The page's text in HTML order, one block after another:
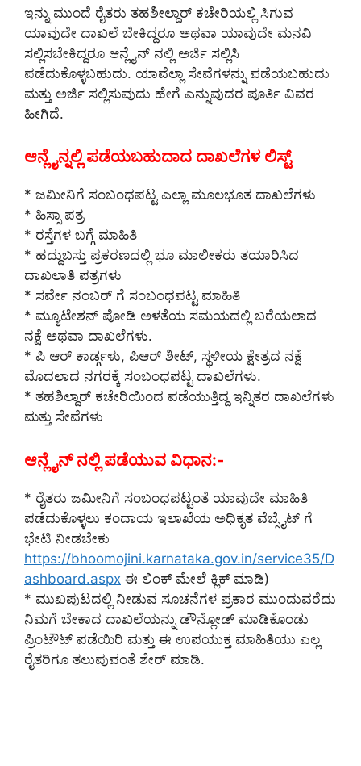
ಇನ್ನು ಮುಂದೆ ರೈತರು ತಹಶೀಲ್ದಾರ್ ಕಚೇರಿಯಲ್ಲಿ ಸಿಗುವ
ಯಾವುದೇ ದಾಖಲೆ ಬೇಕಿದ್ದರೂ ಅಥವಾ ಯಾವುದೇ ಮನವಿ
ಸಲ್ಲಿಸಬೇಕಿದ್ದರೂ ಆನ್ಲೈನ್ ನಲ್ಲಿ ಅರ್ಜಿ ಸಲ್ಲಿಸಿ
ಪಡೆದುಕೊಳ್ಳಬಹುದು. ಯಾವೆಲ್ಲಾ ಸೇವೆಗಳನ್ನು ಪಡೆಯಬಹುದು
ಮತ್ತು ಅರ್ಜಿ ಸಲ್ಲಿಸುವುದು ಹೇಗೆ ಎನ್ನುವುದರ ಪೂರ್ತಿ ವಿವರ
ಹೀಗಿದೆ.
ಆನ್ಲೈನ್ನಲ್ಲಿ ಪಡೆಯಬಹುದಾದ ದಾಖಲೆಗಳ ಲಿಸ್ಟ್
* ಜಮೀನಿಗೆ ಸಂಬಂಧಪಟ್ಟ ಎಲ್ಲಾ ಮೂಲಭೂತ ದಾಖಲೆಗಳು
* ಹಿಸ್ಸಾ ಪತ್ರ
* ರಸ್ತೆಗಳ ಬಗ್ಗೆ ಮಾಹಿತಿ
* ಹದ್ದುಬಸ್ತು ಪ್ರಕರಣದಲ್ಲಿ ಭೂ ಮಾಲೀಕರು ತಯಾರಿಸಿದ
ದಾಖಲಾತಿ ಪತ್ರಗಳು
* ಸರ್ವೇ ನಂಬರ್ ಗೆ ಸಂಬಂಧಪಟ್ಟ ಮಾಹಿತಿ
* ಮ್ಯೂಟೇಶನ್ ಪೋಡಿ ಅಳತೆಯ ಸಮಯದಲ್ಲಿ ಬರೆಯಲಾದ
ನಕ್ಷೆ ಅಥವಾ ದಾಖಲೆಗಳು.
* ಪಿ ಆರ್ ಕಾರ್ಡ್ಗಳು, ಪಿಆರ್ ಶೀಟ್, ಸ್ಥಳೀಯ ಕ್ಷೇತ್ರದ ನಕ್ಷೆ
ಮೊದಲಾದ ನಗರಕ್ಕೆ ಸಂಬಂಧಪಟ್ಟ ದಾಖಲೆಗಳು.
* ತಹಶಿಲ್ದಾರ್ ಕಚೇರಿಯಿಂದ ಪಡೆಯುತ್ತಿದ್ದ ಇನ್ನಿತರ ದಾಖಲೆಗಳು
ಮತ್ತು ಸೇವೆಗಳು
ಆನ್ಲೈನ್ ನಲ್ಲಿ ಪಡೆಯುವ ವಿಧಾನ:-
* ರೈತರು ಜಮೀನಿಗೆ ಸಂಬಂಧಪಟ್ಟಂತೆ ಯಾವುದೇ ಮಾಹಿತಿ
ಪಡೆದುಕೊಳ್ಳಲು ಕಂದಾಯ ಇಲಾಖೆಯ ಅಧಿಕೃತ ವೆಬ್ಸೈಟ್ ಗೆ
ಭೇಟಿ ನೀಡಬೇಕು
https://bhoomojini.karnataka.gov.in/service35/D
ashboard.aspx ಈ ಲಿಂಕ್ ಮೇಲೆ ಕ್ಲಿಕ್ ಮಾಡಿ)
* ಮುಖಪುಟದಲ್ಲಿ ನೀಡುವ ಸೂಚನೆಗಳ ಪ್ರಕಾರ ಮುಂದುವರೆದು
ನಿಮಗೆ ಬೇಕಾದ ದಾಖಲೆಯನ್ನು ಡೌನ್ಲೋಡ್ ಮಾಡಿಕೊಂಡು
ಪ್ರಿಂಟೌಟ್ ಪಡೆಯಿರಿ ಮತ್ತು ಈ ಉಪಯುಕ್ತ ಮಾಹಿತಿಯು ಎಲ್ಲ
ರೈತರಿಗೂ ತಲುಪುವಂತೆ ಶೇರ್ ಮಾಡಿ.